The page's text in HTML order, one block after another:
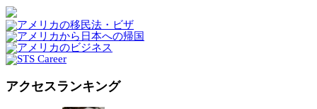
アクセスランキング